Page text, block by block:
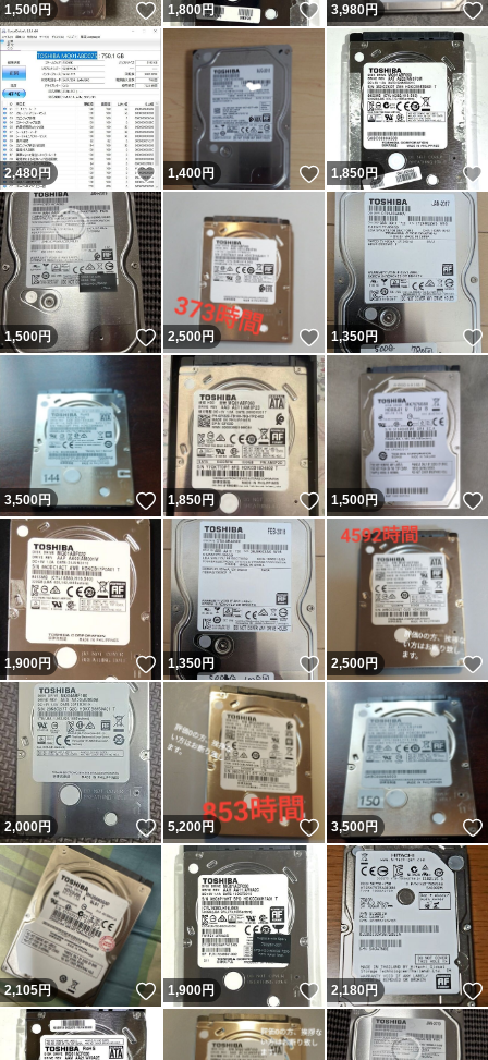
1,500円 いいね！
1,800円 いいね！
3,980円
2,480円 いいね！
1,400円 いいね！
1,850円
1,500円 いいね！
2,500円 いいね！
1,350円
3,500円 いいね！
1,850円 いいね！
1,500円
1,900円 いいね！
1,350円 いいね！
2,500円
2,000円 いいね！
5,200円 いいね！
3,500円
2,105円 いいね！
1,900円 いいね！
2,180円